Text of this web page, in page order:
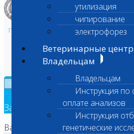
утилизация
чипирование
электрофорез
Ветеринарные
Владельцам
Владельцам
Инструкция по
оплате анализов
Инструкция
генетические
Политика в области персональных
Техническая
Заявка на обратный звонок
Ваш номер телефона